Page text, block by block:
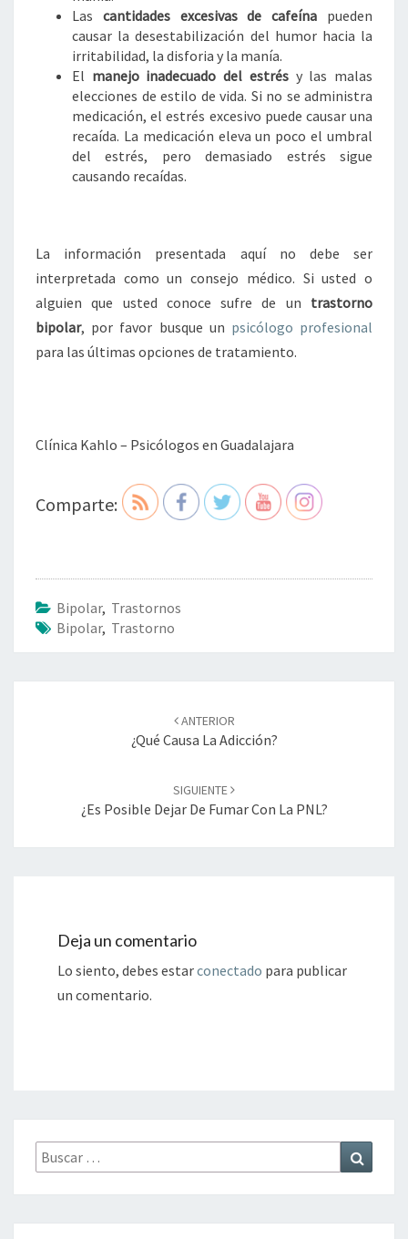
Las cantidades excesivas de cafeína pueden
causar la desestabilización del humor hacia la
irritabilidad, la disforia y la manía.
El manejo inadecuado del estrésy las malas
elecciones de estilo de vida. Si no se administra
medicación, el estrés excesivo puede causar una
recaída. La medicación eleva un poco el umbral
del estrés, pero demasiado estrés sigue
causando recaídas.
La información presentada aquí no debe ser
interpretada como un consejo médico. Si usted o
alguien que usted conoce sufre de un trastorno
bipolar, por favor busque un psicólogo profesional
para las últimas opciones de tratamiento.
Clínica Kahlo – Psicólogos en Guadalajara
Comparte:
Bipolar, Trastornos
Bipolar, Trastorno
ANTERIOR
¿Qué Causa La Adicción?
SIGUIENTE
¿Es Posible Dejar De Fumar Con La PNL?
Deja un comentario
Lo siento, debes estarconectado para publicar
un comentario.
Buscar
por: